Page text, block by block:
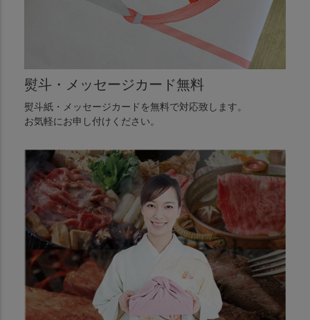
熨斗・メッセージカード無料
熨斗紙・メッセージカードを無料で対応致します。
お気軽にお申し付けください。